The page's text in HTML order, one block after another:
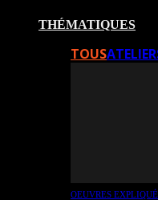
THÉMATIQUES
TOUS
OEUVRES